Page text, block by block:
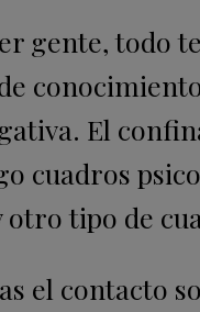
gente, todo
El
cuadros
otro tipo de
el contacto